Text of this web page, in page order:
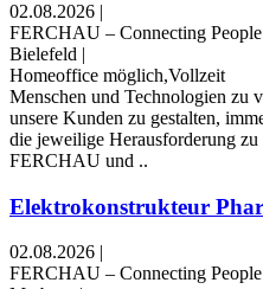
02.08.2026 |
FERCHAU – Connecting
Bielefeld |
Homeoffice möglich,Vollzeit
Menschen und Technologien zu
unsere Kunden zu gestalten,
die jeweilige Herausforderung
FERCHAU und ..
Elektrokonstrukteur
02.08.2026
FERCHAU – Connecting